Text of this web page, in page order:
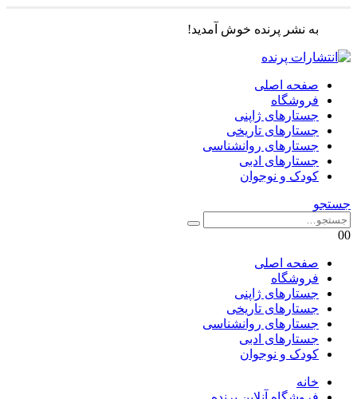
به نشر پرنده خوش آمدید!
صفحه اصلی
فروشگاه
جستارهای ژاپنی
جستارهای تاریخی
جستارهای روانشناسی
جستارهای ادبی
کودک و نوجوان
جستجو
00
صفحه اصلی
فروشگاه
جستارهای ژاپنی
جستارهای تاریخی
جستارهای روانشناسی
جستارهای ادبی
کودک و نوجوان
خانه